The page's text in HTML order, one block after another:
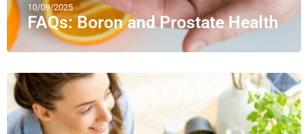
10/09/2025
FAQs: Boron and Prostate Health